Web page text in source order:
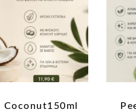
Coconut150ml